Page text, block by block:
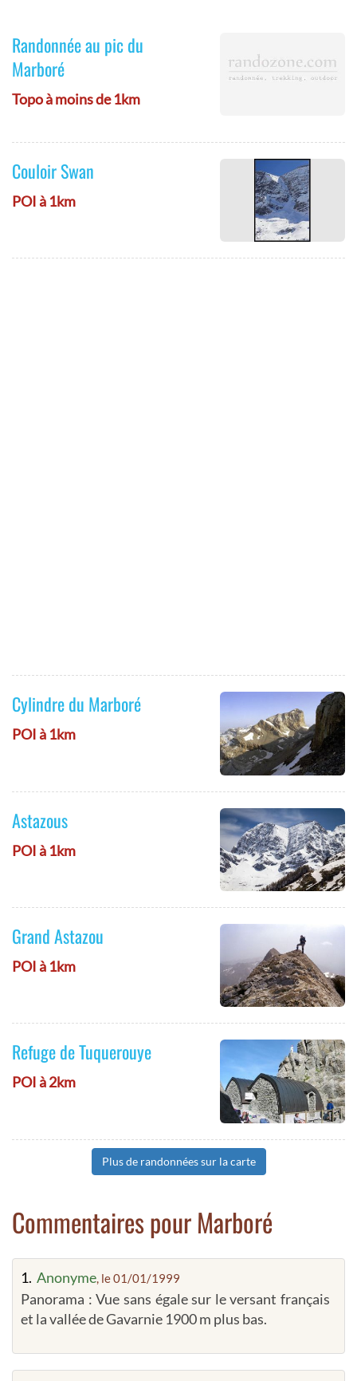
Randonnée au pic du
Marboré
Topo à moins de 1km
Couloir Swan
POI à 1km
Cylindre du Marboré
POI à 1km
Astazous
POI à 1km
Grand Astazou
POI à 1km
Refuge de Tuquerouye
POI à 2km
Plus de randonnées sur la carte
Commentaires pour Marboré
1. Anonyme, le 01/01/1999
Panorama : Vue sans égale sur le versant français
et la vallée de Gavarnie 1900 m plus bas.